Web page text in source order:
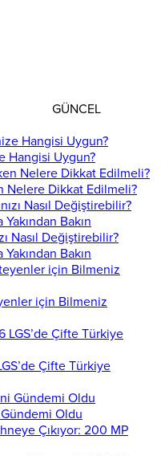
GÜNCEL
Hangisi Uygun?
Nelere Dikkat Edilmeli?
Nasıl Değiştirebilir?
Bakın
için Bilmeniz
Çifte Türkiye
Oldu